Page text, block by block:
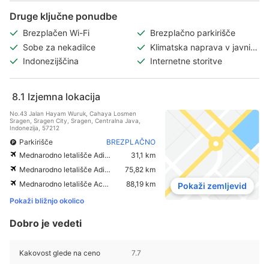
Druge ključne ponudbe
Brezplačen Wi-Fi
Brezplačno parkirišče
Sobe za nekadilce
Klimatska naprava v javnih
prostorih
Indonezijščina Internetne storitve
8.1 Izjemna lokacija
No.43 Jalan Hayam Wuruk, Cahaya Losmen
Sragen, Sragen City, Sragen, Centralna Java,
Indonezija, 57212
Parkirišče
BREZPLAČNO
Mednarodno letališče Adisumarmo
31,1 km
Mednarodno letališče Adisucipto
75,82 km
Mednarodno letališče Achmad Yani
88,19 km
Pokaži bližnjo okolico
Pokaži zemljevid
Dobro je vedeti
Kakovost glede na ceno 7.7